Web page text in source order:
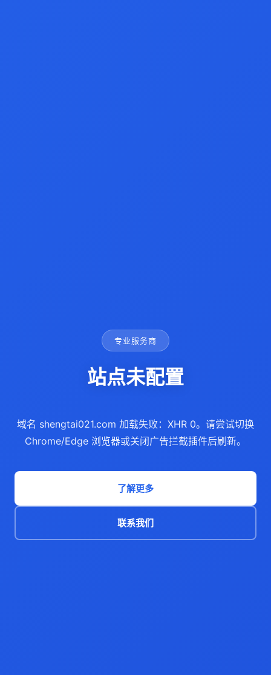
专业服务商
站点未配置
域名 shengtai021.com 加载失败：XHR 0。请尝试切换
Chrome/Edge 浏览器或关闭广告拦截插件后刷新。
了解更多
联系我们